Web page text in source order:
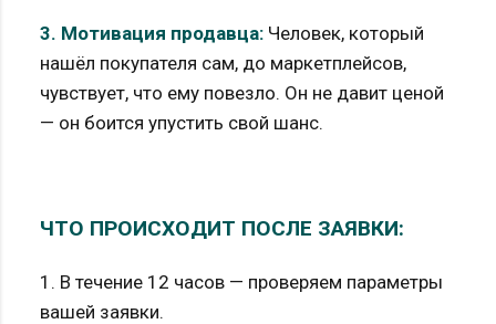
3. Мотивация продавца: Человек, который
нашёл покупателя сам, до маркетплейсов,
чувствует, что ему повезло. Он не давит ценой
— он боится упустить свой шанс.
ЧТО ПРОИСХОДИТ ПОСЛЕ ЗАЯВКИ:
1. В течение 12 часов — проверяем параметры
вашей заявки.